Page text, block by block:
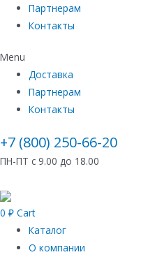
Партнерам
Контакты
Menu
Доставка
Партнерам
Контакты
+7 (800) 250-66-20
ПН-ПТ с 9.00 до 18.00
0 ₽ Cart
Каталог
О компании